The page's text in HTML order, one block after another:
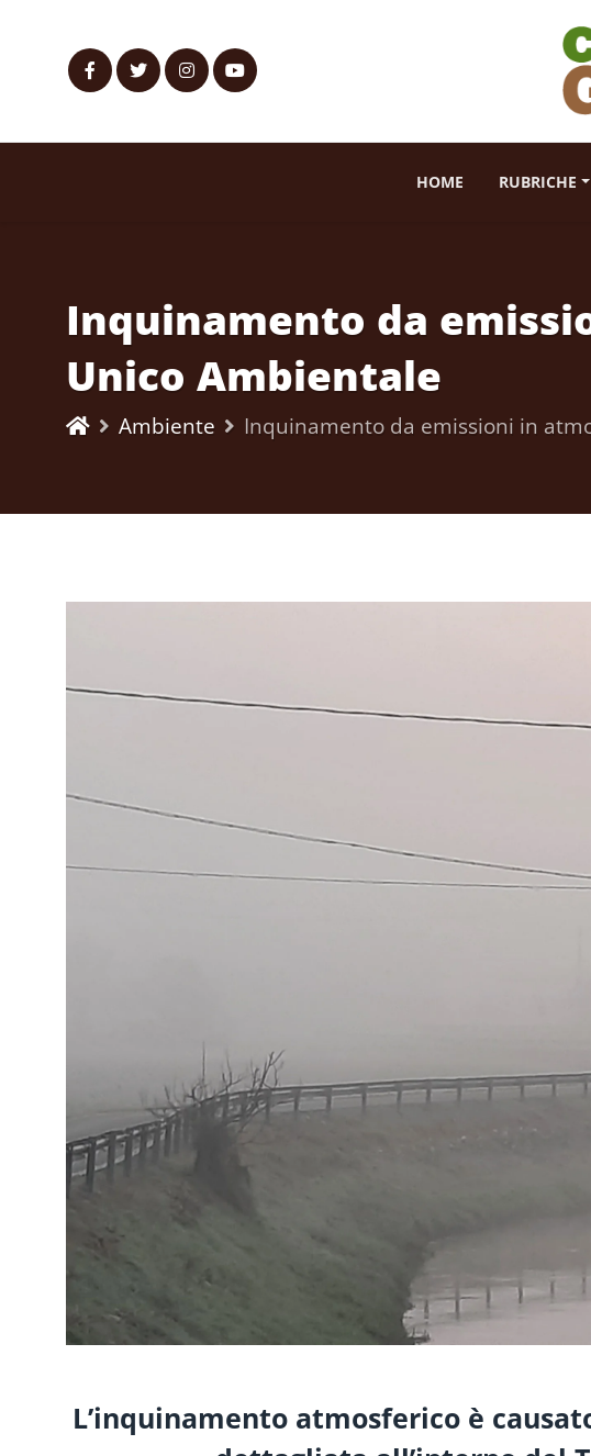
HOME RUBRICHE
Inquinamento da
Unico Ambientale
Ambiente Inquinamento da emissioni in
L’inquinamento atmosferico è